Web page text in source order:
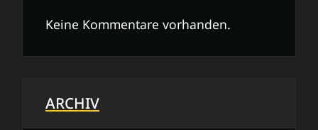
Keine Kommentare vorhanden.
ARCHIV